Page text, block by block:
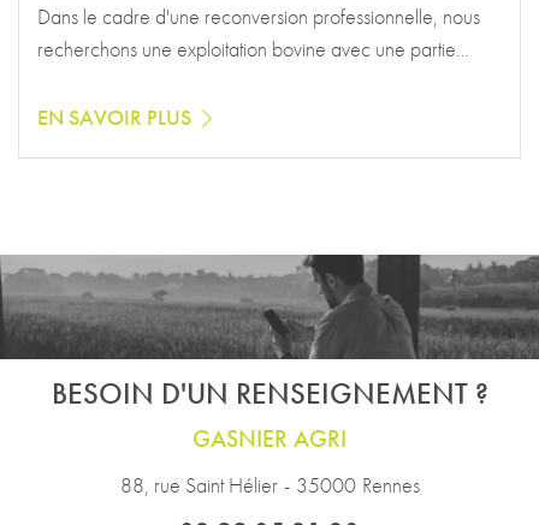
Dans le cadre d'une reconversion professionnelle, nous
recherchons une exploitation bovine avec une partie…
EN SAVOIR PLUS
BESOIN D'UN RENSEIGNEMENT ?
GASNIER AGRI
88, rue Saint Hélier - 35000 Rennes